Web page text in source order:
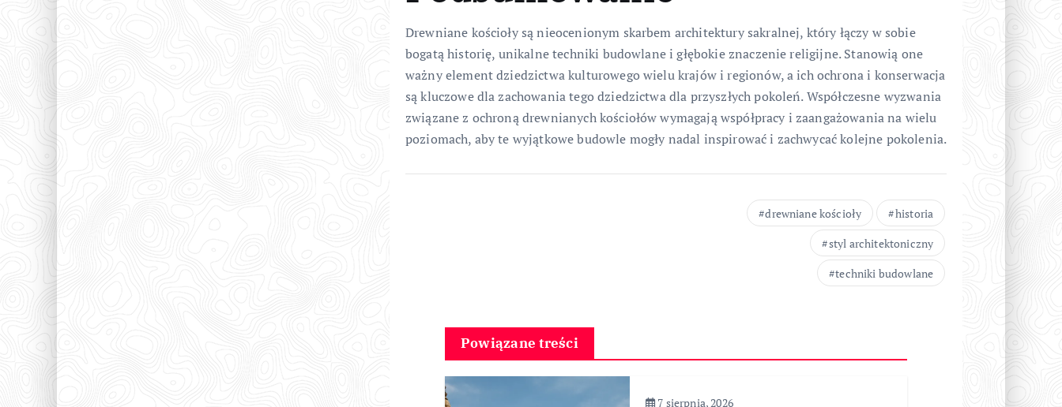
Drewniane kościoły są nieocenionym skarbem architektury sakralnej, który łączy w sobie
bogatą historię, unikalne techniki budowlane i głębokie znaczenie religijne. Stanowią one
ważny element dziedzictwa kulturowego wielu krajów i regionów, a ich ochrona i konserwacja
są kluczowe dla zachowania tego dziedzictwa dla przyszłych pokoleń. Współczesne wyzwania
związane z ochroną drewnianych kościołów wymagają współpracy i zaangażowania na wielu
poziomach, aby te wyjątkowe budowle mogły nadal inspirować i zachwycać kolejne pokolenia.
drewniane kościoły
historia
styl architektoniczny
techniki budowlane
Powiązane treści
7 sierpnia, 2026